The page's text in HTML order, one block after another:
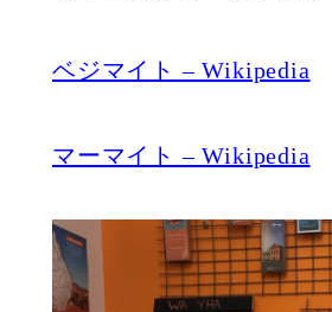
ベジマイト – Wikipedia
マーマイト – Wikipedia